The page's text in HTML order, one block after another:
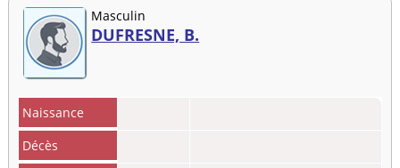
Masculin
DUFRESNE, B.
Naissance
Décès